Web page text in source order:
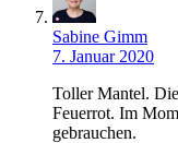
Sabine Gimm
7. Januar 2020
Toller Mantel.
Feuerrot. Im
gebrauchen.